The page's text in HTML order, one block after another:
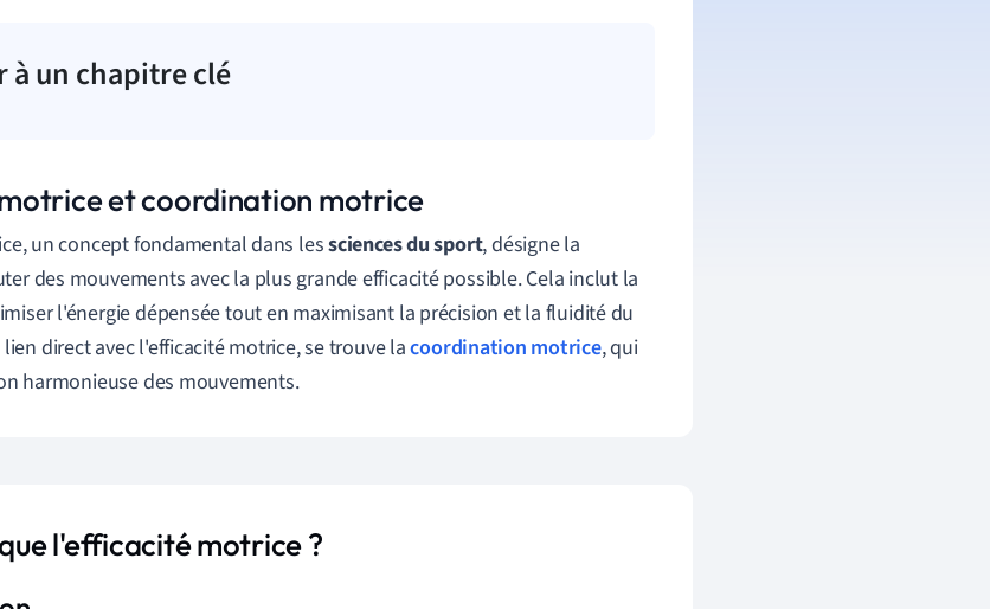
à un chapitre clé
et coordination motrice
un concept fondamental dans lessciences du sport, désigne la
des mouvements avec la plus grande efficacité possible. Cela inclut la
l'énergie dépensée tout en maximisant la précision et la fluidité du
direct avec l'efficacité motrice, se trouve lacoordination motrice, qui
harmonieuse des mouvements.
l'efficacité motrice ?